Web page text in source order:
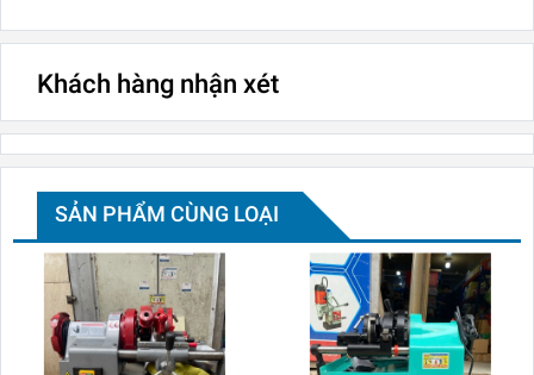
Khách hàng nhận xét
SẢN PHẨM CÙNG LOẠI